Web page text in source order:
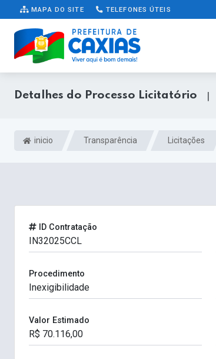
MAPA DO SITE TELEFONES ÚTEIS
Detalhes do Processo Licitatório |
inicio Transparência Licitações
ID Contratação
Procedimento
Valor Estimado